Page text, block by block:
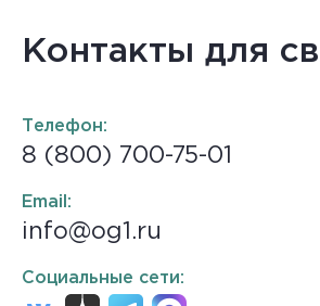
Контакты для
Телефон:
8 (800) 700-75-01
Email:
info@og1.ru
Социальные сети: